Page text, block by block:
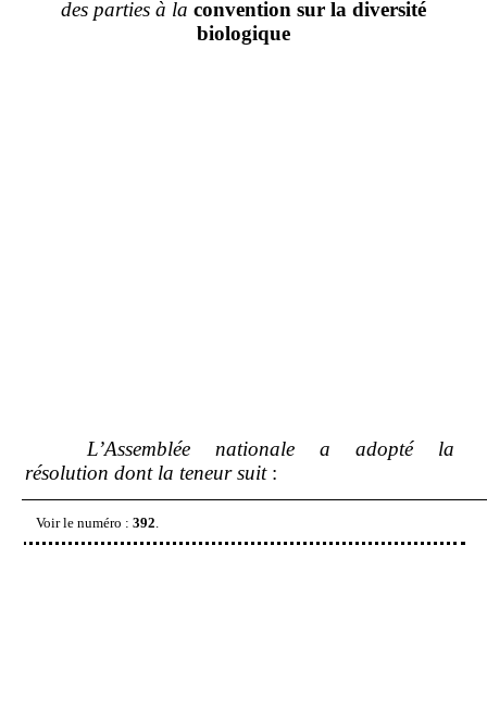
des parties à la convention sur la diversité
biologique
L’Assemblée nationale a adopté la
résolution dont la teneur suit :
Voir le numéro :392